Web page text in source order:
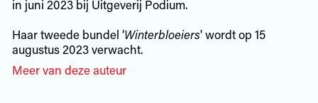
in juni 2023 bij Uitgeverij Podium.
Haar tweede bundel ‘Winterbloeiers' wordt op 15
augustus 2023 verwacht.
Meer van deze auteur